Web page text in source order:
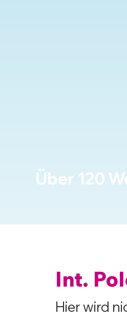
Über 120
Int.
Hier wird